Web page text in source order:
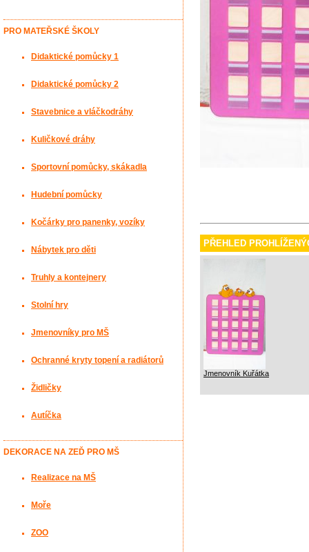
PŘEHLED
Jmenovník Kuřátka
PRO MATEŘSKÉ ŠKOLY
Didaktické pomůcky 1
Didaktické pomůcky 2
Stavebnice a vláčkodráhy
Kuličkové dráhy
Sportovní pomůcky, skákadla
Hudební pomůcky
Kočárky pro panenky, vozíky
Nábytek pro děti
Truhly a kontejnery
Stolní hry
Jmenovníky pro MŠ
Ochranné kryty topení a radiátorů
Židličky
Autíčka
DEKORACE NA ZEĎ PRO MŠ
Realizace na MŠ
Moře
ZOO